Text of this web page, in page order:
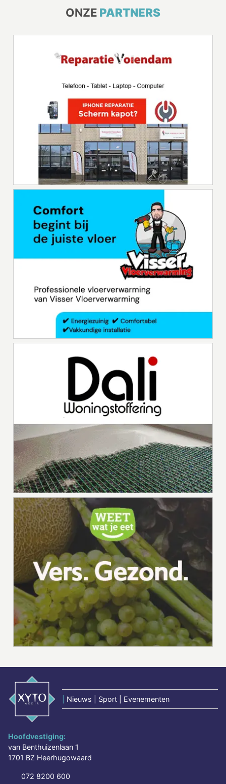
ONZE PARTNERS
Nieuws | Sport | Evenementen
Hoofdvestiging:
van Benthuizenlaan 1
1701 BZ Heerhugowaard
072 8200 600